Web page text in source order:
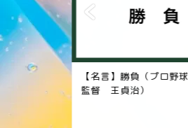
球選手・
【名言】豊かなる収穫
スの詩人・画家 ウィ